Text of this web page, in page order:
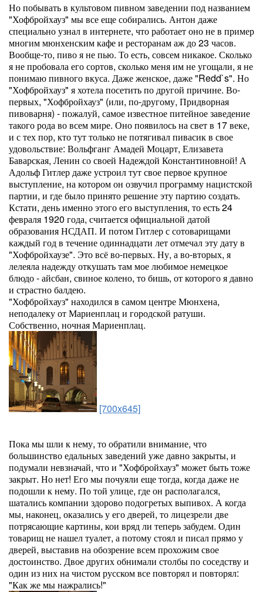
Но побывать в культовом пивном заведении под названием
"Хофбройхауз" мы все еще собирались. Антон даже
специально узнал в интернете, что работает оно не в пример
многим мюнхенским кафе и ресторанам аж до 23 часов.
Вообще-то, пиво я не пью. То есть, совсем никакое. Сколько
я не пробовала его сортов, сколько меня им не угощали, я не
понимаю пивного вкуса. Даже женское, даже "Redd`s". Но
"Хофбройхауз" я хотела посетить по другой причине. Во-
первых, "Хофбройхауз" (или, по-другому, Придворная
пивоварня) - пожалуй, самое известное питейное заведение
такого рода во всем мире. Оно появилось на свет в 17 веке,
и с тех пор, кто тут только не потягивал пивасик в свое
удовольствие: Вольфганг Амадей Моцарт, Елизавета
Баварская, Ленин со своей Надеждой Константиновной! А
Адольф Гитлер даже устроил тут свое первое крупное
выступление, на котором он озвучил программу нацистской
партии, и где было принято решение эту партию создать.
Кстати, день именно этого его выступления, то есть 24
февраля 1920 года, считается официальной датой
образования НСДАП. И потом Гитлер с сотоварищами
каждый год в течение одиннадцати лет отмечал эту дату в
"Хофбройхаузе". Это всё во-первых. Ну, а во-вторых, я
лелеяла надежду откушать там мое любимое немецкое
блюдо - айсбан, свиное колено, то бишь, от которого я давно
и страстно балдею.
"Хофбройхауз" находился в самом центре Мюнхена,
неподалеку от Мариенплац и городской ратуши.
Собственно, ночная Мариенплац.
[700x645]
Пока мы шли к нему, то обратили внимание, что
большинство едальных заведений уже давно закрыты, и
подумали невзначай, что и "Хофбройхауз" может быть тоже
закрыт. Но нет! Его мы почуяли еще тогда, когда даже не
подошли к нему. По той улице, где он располагался,
шатались компании здорово подогретых выпивох. А когда
мы, наконец, оказались у его дверей, то лицезрели две
потрясающие картины, кои вряд ли теперь забудем. Один
товарищ не нашел туалет, а потому стоял и писал прямо у
дверей, выставив на обозрение всем прохожим свое
достоинство. Двое других обнимали столбы по соседству и
один из них на чистом русском все повторял и повторял:
"Как же мы нажрались!"